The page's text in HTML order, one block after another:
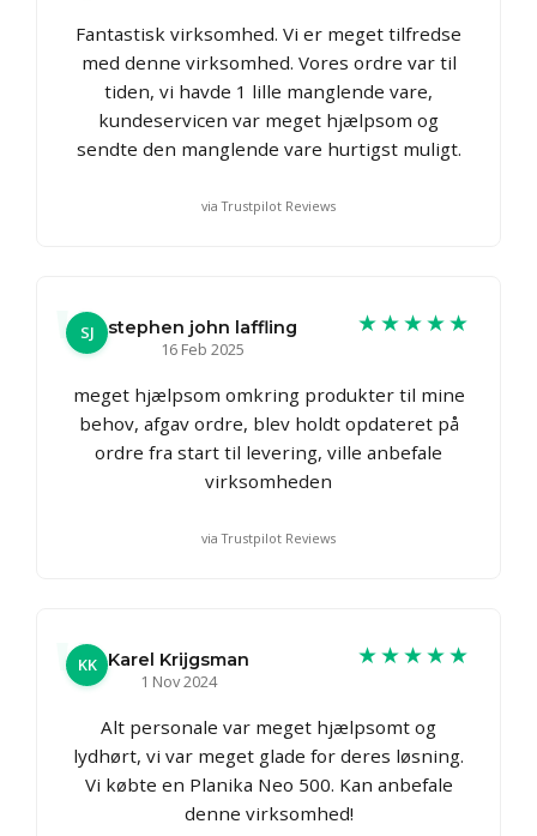
Fantastisk virksomhed. Vi er meget tilfredse
med denne virksomhed. Vores ordre var til
tiden, vi havde 1 lille manglende vare,
kundeservicen var meget hjælpsom og
sendte den manglende vare hurtigst muligt.
via Trustpilot Reviews
SJ
stephen john laffling
16 Feb 2025
★★★★★
meget hjælpsom omkring produkter til mine
behov, afgav ordre, blev holdt opdateret på
ordre fra start til levering, ville anbefale
virksomheden
via Trustpilot Reviews
KK Karel Krijgsman
1 Nov 2024
★★★★★
Alt personale var meget hjælpsomt og
lydhørt, vi var meget glade for deres løsning.
Vi købte en Planika Neo 500. Kan anbefale
denne virksomhed!